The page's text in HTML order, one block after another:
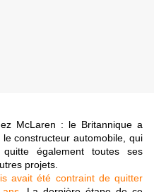
McLaren : le Britannique a
constructeur automobile, qui
également toutes ses
projets.
avait été contraint de quitter